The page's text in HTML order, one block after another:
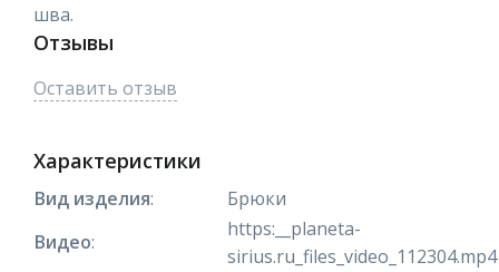
шва.
Отзывы
Оставить отзыв
Характеристики
Вид изделия:
Брюки
Видео:
https:__planeta-
sirius.ru_files_video_112304.mp4